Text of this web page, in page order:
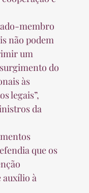
não podem
um
do
às
legais”,
da
que os
auxílio à